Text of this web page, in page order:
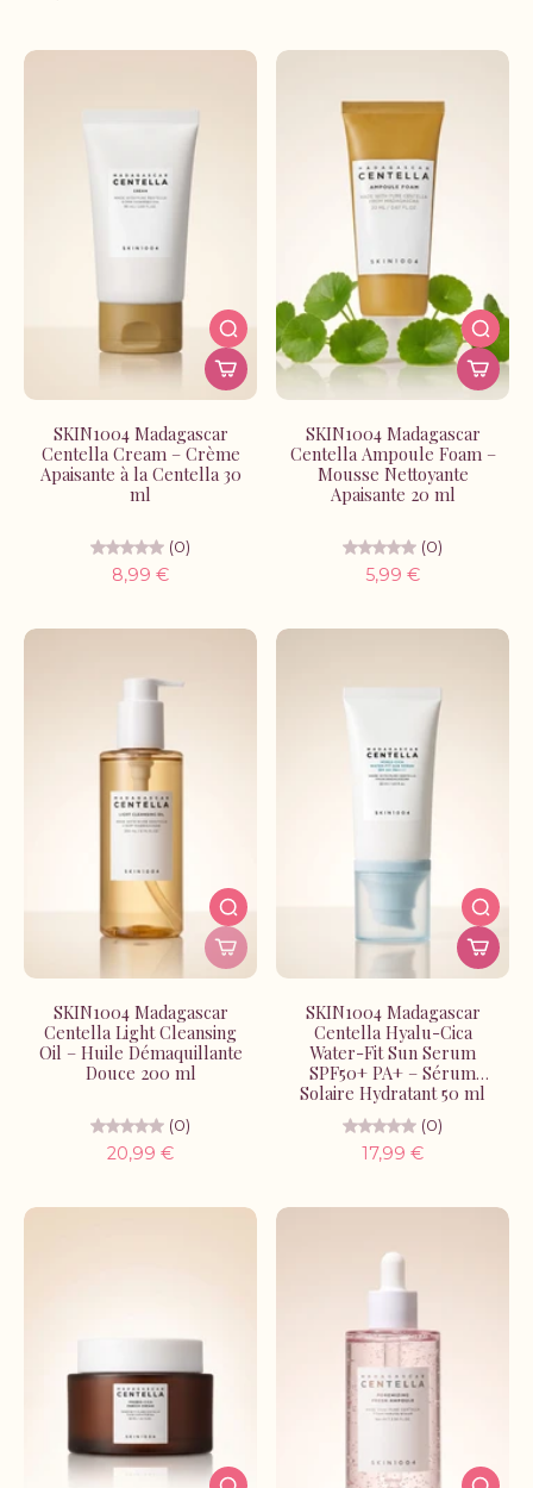
selection respecte les standards de qualité les plus
Rejoins les amatrices de skincare coréen qui ont déjà
transformé leur routine beauté. Chaque produit SKIN1004
est sélectionné avec soin pour t'offrir l'authentique
expérience coréenne.
Explore notre collection maintenant et découvre pourquoi
la skincare coréenne devient incontournable à La
Réunion. Ton plus beau teint t'attend !
SKIN1004 Madagascar
Centella Cream – Crème
Apaisante à la Centella 30
ml
(0)
8,99 €
SKIN1004 Madagascar
Centella Ampoule Foam –
Mousse Nettoyante
Apaisante 20 ml
(0)
5,99 €
SKIN1004 Madagascar
Centella Light Cleansing
Oil – Huile Démaquillante
Douce 200 ml
(0)
20,99 €
SKIN1004 Madagascar
Centella Hyalu-Cica
Water-Fit Sun Serum
SPF50+ PA+ – Sérum
Solaire Hydratant 50 ml
(0)
17,99 €